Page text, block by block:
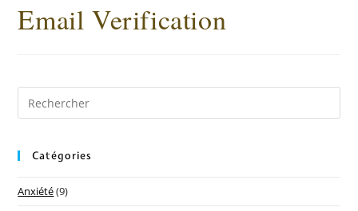
Email Verification
Catégories
Anxiété(9)